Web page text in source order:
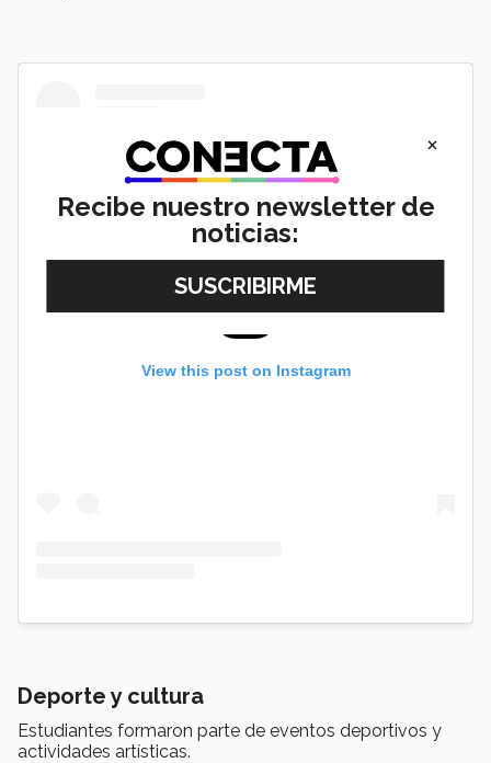
View this post on Instagram
Deporte y cultura
Estudiantes formaron parte de eventos deportivos y
actividades artísticas.
×
Recibe nuestro newsletter de
noticias: